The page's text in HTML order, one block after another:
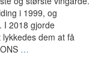
i 1999, og
I 2018 gjorde
dem at få
…